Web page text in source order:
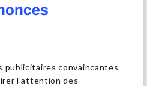
publicitaires convaincantes
l’attention des